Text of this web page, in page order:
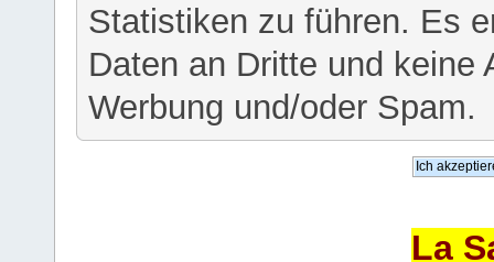
Statistiken zu führen. Es
Daten an Dritte und keine
Werbung und/oder Spam.
La